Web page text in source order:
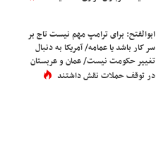
ابوالفتح: برای ترامپ مهم نیست تاج بر
سر کار باشد یا عمامه/ آمریکا به دنبال
تغییر حکومت نیست/ عمان و عربستان
در توقف حملات نقش داشتند